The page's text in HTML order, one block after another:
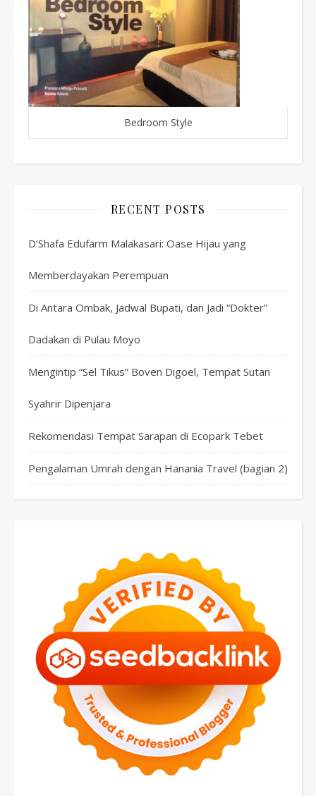
Bedroom Style
RECENT POSTS
D’Shafa Edufarm Malakasari: Oase Hijau yang
Memberdayakan Perempuan
Di Antara Ombak, Jadwal Bupati, dan Jadi “Dokter”
Dadakan di Pulau Moyo
Mengintip “Sel Tikus” Boven Digoel, Tempat Sutan
Syahrir Dipenjara
Rekomendasi Tempat Sarapan di Ecopark Tebet
Pengalaman Umrah dengan Hanania Travel (bagian 2)